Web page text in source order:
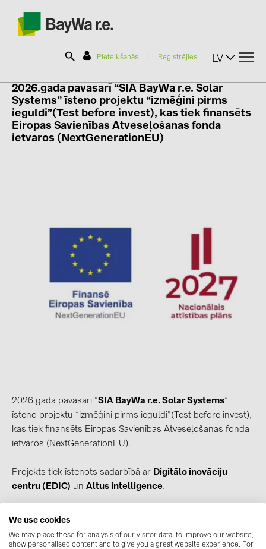
Pieteikšanās Reģistrējies LV
SOLAR-PLANIT
Produkti
Enerģijas uzglabāšana (74)
E-Mobilitāte (19)
Instalācijas (87)
RAŽOTĀJI
AIKO Solar (2)
BAKS (51)
2026.gada pavasarī “SIA BayWa r.e. Solar
Systems” īsteno projektu “izmēģini pirms
ieguldi”(Test before invest), kas tiek finansēts
Eiropas Savienības Atveseļošanas fonda
ietvaros (NextGenerationEU)
2026.gada pavasarī “SIA BayWa r.e. Solar Systems”
īsteno projektu “izmēģini pirms ieguldi”(Test before invest),
kas tiek finansēts Eiropas Savienības Atveseļošanas fonda
ietvaros (NextGenerationEU).
Projekts tiek īstenots sadarbībā ar Digitālo inovāciju
centru (EDIC) un Altus intelligence.
Projekta laikā uzņēmums iepazīst
sistēmas iespējas, īpašu uzmanību pievēršot pārdošanas,
iepirkumu un noliktavas pārvaldības funkcionalitātei. Tiek
We use cookies
We may place these for analysis of our visitor data, to improve our website,
show personalised content and to give you a great website experience. For